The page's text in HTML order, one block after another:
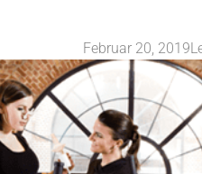
Februar 20, 2019